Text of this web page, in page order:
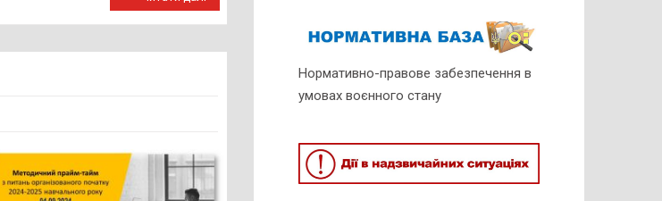
Нормативно-правове забезпечення в
умовах воєнного стану